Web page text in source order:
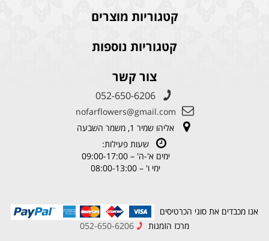
קטגוריות מוצרים
קטגוריות נוספות
צור קשר
052-650-6206
nofarflowers@gmail.com
אליהו שמיר 1, משמר השבעה
שעות פעילות:
ימים א'-ה' – 09:00-17:00
ימי ו' – 08:00-13:00
אנו מכבדים את סוגי הכרטיסים
מרכז הזמנות